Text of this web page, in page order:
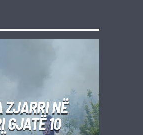
ZJARRI NË
GJATË 10